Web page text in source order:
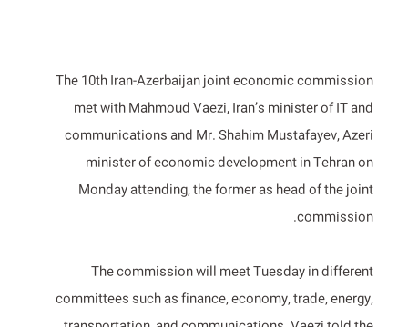
The 10th Iran-Azerbaijan joint economic commission
met with Mahmoud Vaezi, Iran’s minister of IT and
communications and Mr. Shahim Mustafayev, Azeri
minister of economic development in Tehran on
Monday attending, the former as head of the joint
commission.
The commission will meet Tuesday in different
committees such as finance, economy, trade, energy,